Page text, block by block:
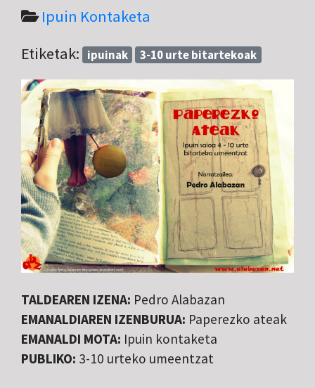
Ipuin Kontaketa
Etiketak: ipuinak 3-10 urte bitartekoak
TALDEAREN IZENA: Pedro Alabazan
EMANALDIAREN IZENBURUA: Paperezko ateak
EMANALDI MOTA: Ipuin kontaketa
PUBLIKO: 3-10 urteko umeentzat